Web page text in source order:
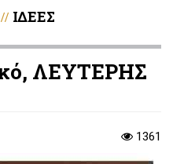
// ΙΔΕΕΣ
ΛΕΥΤΕΡΗΣ
1361